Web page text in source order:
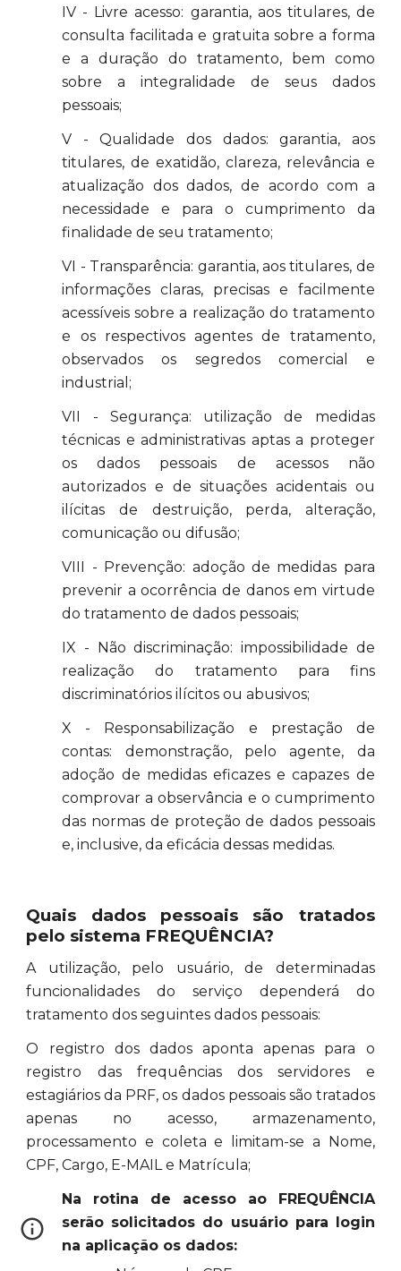
IV - Livre acesso: garantia, aos titulares, de
consulta facilitada e gratuita sobre a forma
e a duração do tratamento, bem como
sobre a integralidade de seus dados
pessoais;
V - Qualidade dos dados: garantia, aos
titulares, de exatidão, clareza, relevância e
atualização dos dados, de acordo com a
necessidade e para o cumprimento da
finalidade de seu tratamento;
VI - Transparência: garantia, aos titulares, de
informações claras, precisas e facilmente
acessíveis sobre a realização do tratamento
e os respectivos agentes de tratamento,
observados os segredos comercial e
industrial;
VII - Segurança: utilização de medidas
técnicas e administrativas aptas a proteger
os dados pessoais de acessos não
autorizados e de situações acidentais ou
ilícitas de destruição, perda, alteração,
comunicação ou difusão;
VIII - Prevenção: adoção de medidas para
prevenir a ocorrência de danos em virtude
do tratamento de dados pessoais;
IX - Não discriminação: impossibilidade de
realização do tratamento para fins
discriminatórios ilícitos ou abusivos;
X - Responsabilização e prestação de
contas: demonstração, pelo agente, da
adoção de medidas eficazes e capazes de
comprovar a observância e o cumprimento
das normas de proteção de dados pessoais
e, inclusive, da eficácia dessas medidas.
Quais dados pessoais são tratados
pelo sistema FREQUÊNCIA?
A utilização, pelo usuário, de determinadas
funcionalidades do serviço dependerá do
tratamento dos seguintes dados pessoais:
O registro dos dados aponta apenas para o
registro das frequências dos servidores e
estagiários da PRF, os dados pessoais são tratados
apenas no acesso, armazenamento,
processamento e coleta e limitam-se a Nome,
CPF, Cargo, E-MAIL e Matrícula;
Na rotina de acesso ao FREQUÊNCIA
serão solicitados do usuário para login
na aplicação os dados: